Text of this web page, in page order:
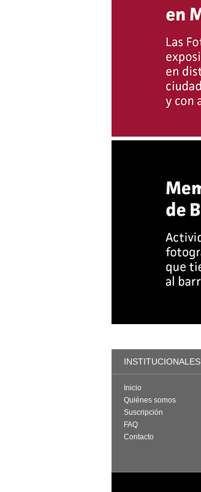
INSTITUCIONALES
Inicio
Quiénes somos
Suscripción
FAQ
Contacto